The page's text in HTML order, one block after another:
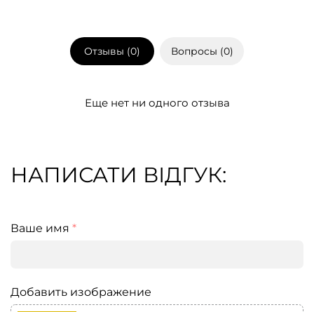
Отзывы (0) Вопросы (0)
Еще нет ни одного отзыва
НАПИСАТИ ВІДГУК:
Ваше имя *
Добавить изображение